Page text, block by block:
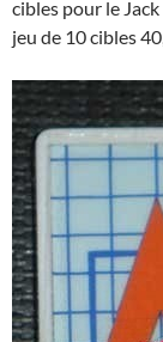
cibles pour le
jeu de 10 cibles